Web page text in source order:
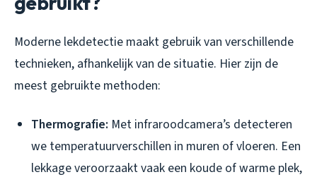
Moderne lekdetectie maakt gebruik van verschillende
technieken, afhankelijk van de situatie. Hier zijn de
meest gebruikte methoden:
Thermografie: Met infraroodcamera’s detecteren
we temperatuurverschillen in muren of vloeren. Een
lekkage veroorzaakt vaak een koude of warme plek,